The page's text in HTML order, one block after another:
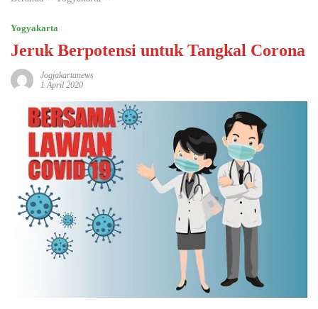
Yogyakarta
Jeruk Berpotensi untuk Tangkal Corona
Jogjakartanews
1 April 2020